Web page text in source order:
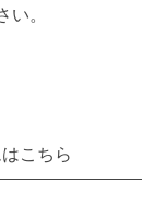
い。
こちら